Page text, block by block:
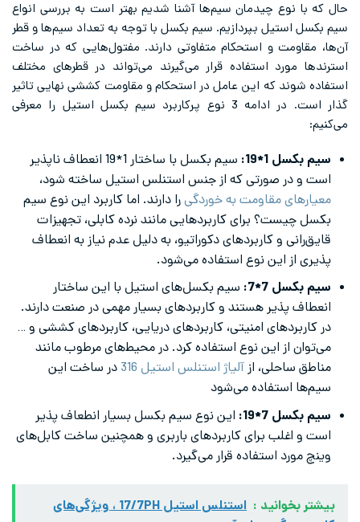
حال که با نوع چیدمان سیم‌ها آشنا شدیم بهتر است به بررسی انواع
سیم بکسل استیل بپردازیم. سیم بکسل با توجه به تعداد سیم‌ها و قطر
آن‌ها، مقاومت و استحکام متفاوتی دارند. مفتول‌هایی که در ساخت
استرندها مورد استفاده قرار می‌گیرند می‌تواند در قطرهای مختلف
استفاده شوند که این عامل در استحکام و مقاومت کششی نهایی تاثیر
گذار است. در ادامه 3 نوع پرکاربرد سیم بکسل استیل را معرفی
می‌کنیم:
سیم بکسل 1*19:
سیم بکسل با ساختار 1*19 انعطاف ناپذیر
است و در صورتی که از جنس استنلس استیل ساخته شود،
معیارهای مقاومت به خوردگی را دارند. اما کاربرد این نوع سیم
بکسل چیست؟ برای کاربردهایی مانند نرده کابلی، تجهیزات
قایق‌رانی و کاربردهای دکوراتیو، به دلیل عدم نیاز به انعطاف
پذیری از این نوع استفاده می‌شود.
سیم بکسل 7*7:
سیم بکسل‌های استیل با این ساختار
انعطاف پذیر هستند و کاربردهای بسیار مهمی در صنعت دارند.
در کاربردهای امنیتی، کاربردهای دریایی، کاربردهای کششی و …
می‌توان از این نوع استفاده کرد. در محیط‌های مرطوب مانند
مناطق ساحلی، ازآلیاژ استنلس استیل 316
در ساخت این
سیم‌ها استفاده می‌شود
سیم بکسل 7*19:
این نوع سیم بکسل بسیار انطعاف پذیر
است و اغلب برای کاربردهای باربری و همچنین ساخت کابل‌های
وینچ مورد استفاده قرار می‌گیرد.
بیشتر بخوانید :
استنلس استیل 17/7PH ، ویژگی‌های